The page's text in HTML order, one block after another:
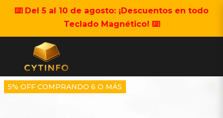
⌨️ Del 5 al 10 de agosto: ¡Descuentos en todo
Teclado Magnético! ⌨️
5% OFF COMPRANDO 6 O MÁS